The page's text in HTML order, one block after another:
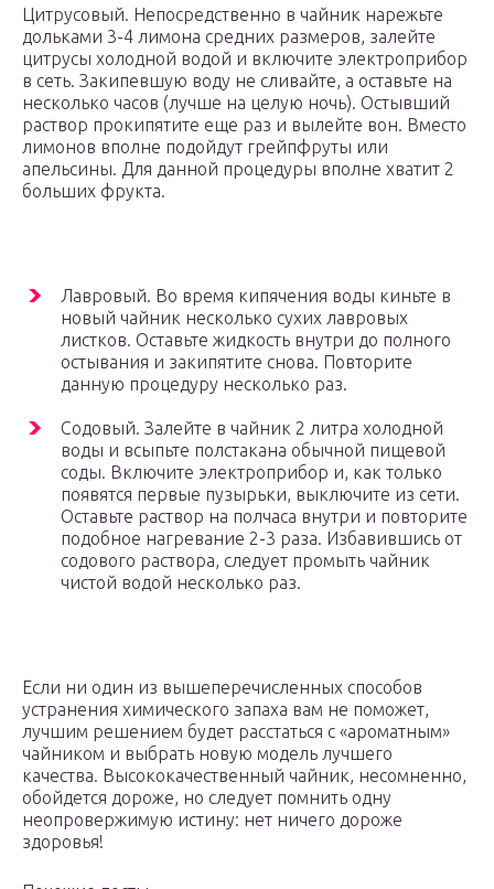
Цитрусовый. Непосредственно в чайник нарежьте
дольками 3-4 лимона средних размеров, залейте
цитрусы холодной водой и включите электроприбор
в сеть. Закипевшую воду не сливайте, а оставьте на
несколько часов (лучше на целую ночь). Остывший
раствор прокипятите еще раз и вылейте вон. Вместо
лимонов вполне подойдут грейпфруты или
апельсины. Для данной процедуры вполне хватит 2
больших фрукта.
Лавровый. Во время кипячения воды киньте в
новый чайник несколько сухих лавровых
листков. Оставьте жидкость внутри до полного
остывания и закипятите снова. Повторите
данную процедуру несколько раз.
Содовый. Залейте в чайник 2 литра холодной
воды и всыпьте полстакана обычной пищевой
соды. Включите электроприбор и, как только
появятся первые пузырьки, выключите из сети.
Оставьте раствор на полчаса внутри и повторите
подобное нагревание 2-3 раза. Избавившись от
содового раствора, следует промыть чайник
чистой водой несколько раз.
Если ни один из вышеперечисленных способов
устранения химического запаха вам не поможет,
лучшим решением будет расстаться с «ароматным»
чайником и выбрать новую модель лучшего
качества. Высококачественный чайник, несомненно,
обойдется дороже, но следует помнить одну
неопровержимую истину: нет ничего дороже
здоровья!